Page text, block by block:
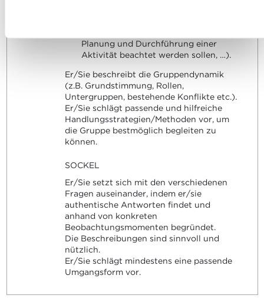
Planung und Durchführung einer
Aktivität beachtet werden sollen, …).
Er/Sie beschreibt die Gruppendynamik
(z.B. Grundstimmung, Rollen,
Untergruppen, bestehende Konflikte etc.).
Er/Sie schlägt passende und hilfreiche
Handlungsstrategien/Methoden vor, um
die Gruppe bestmöglich begleiten zu
können.
SOCKEL
Er/Sie setzt sich mit den verschiedenen
Fragen auseinander, indem er/sie
authentische Antworten findet und
anhand von konkreten
Beobachtungsmomenten begründet.
Die Beschreibungen sind sinnvoll und
nützlich.
Er/Sie schlägt mindestens eine passende
Umgangsform vor.